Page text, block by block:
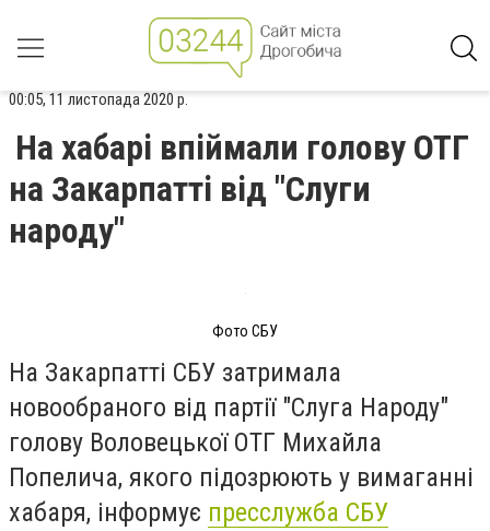
00:05, 11 листопада 2020 р.
На хабарі впіймали голову ОТГ
на Закарпатті від "Слуги
народу"
Фото СБУ
На Закарпатті СБУ затримала
новообраного від партії "Слуга Народу"
голову Воловецької ОТГ Михайла
Попелича, якого підозрюють у вимаганні
хабаря, інформує пресслужба СБУ